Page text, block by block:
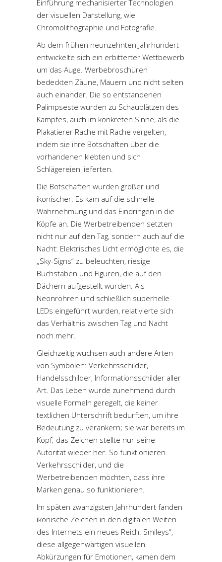
Einführung mechanisierter Technologien
der visuellen Darstellung, wie
Chromolithographie und Fotografie.
Ab dem frühen neunzehnten Jahrhundert
entwickelte sich ein erbitterter Wettbewerb
um das Auge. Werbebroschüren
bedeckten Zäune, Mauern und nicht selten
auch einander. Die so entstandenen
Palimpseste wurden zu Schauplätzen des
Kampfes, auch im konkreten Sinne, als die
Plakatierer Rache mit Rache vergelten,
indem sie ihre Botschaften über die
vorhandenen klebten und sich
Schlägereien lieferten.
Die Botschaften wurden größer und
ikonischer: Es kam auf die schnelle
Wahrnehmung und das Eindringen in die
Köpfe an. Die Werbetreibenden setzten
nicht nur auf den Tag, sondern auch auf die
Nacht: Elektrisches Licht ermöglichte es, die
„Sky-Signs“ zu beleuchten, riesige
Buchstaben und Figuren, die auf den
Dächern aufgestellt wurden. Als
Neonröhren und schließlich superhelle
LEDs eingeführt wurden, relativierte sich
das Verhältnis zwischen Tag und Nacht
noch mehr.
Gleichzeitig wuchsen auch andere Arten
von Symbolen: Verkehrsschilder,
Handelsschilder, Informationsschilder aller
Art. Das Leben wurde zunehmend durch
visuelle Formeln geregelt, die keiner
textlichen Unterschrift bedurften, um ihre
Bedeutung zu verankern; sie war bereits im
Kopf; das Zeichen stellte nur seine
Autorität wieder her. So funktionieren
Verkehrsschilder, und die
Werbetreibenden möchten, dass ihre
Marken genau so funktionieren.
Im späten zwanzigsten Jahrhundert fanden
ikonische Zeichen in den digitalen Weiten
des Internets ein neues Reich. Smileys“,
diese allgegenwärtigen visuellen
Abkürzungen für Emotionen, kamen dem